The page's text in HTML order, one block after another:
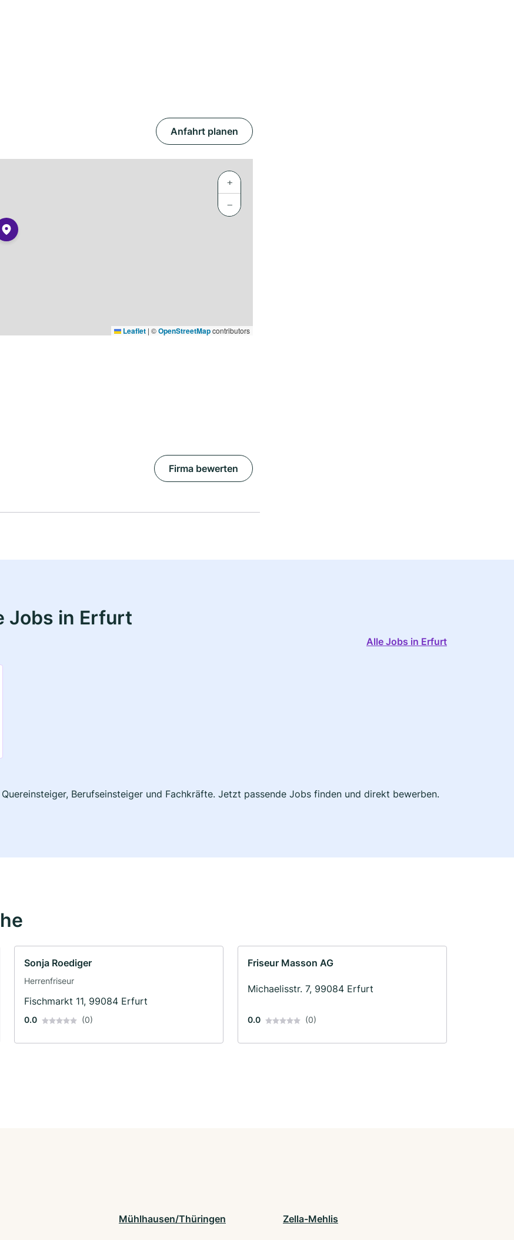
Anfahrt planen
+
−
Leaflet | ©OpenStreetMapcontributors
Firma bewerten
Jobs in Erfurt
Alle Jobs in Erfurt
Berufseinsteiger und Fachkräfte. Jetzt passende Jobs finden und direkt bewerben.
Sonja Roediger
Herrenfriseur
Fischmarkt 11, 99084 Erfurt
0.0 (0)
Friseur Masson AG
Michaelisstr. 7, 99084 Erfurt
0.0 (0)
Mühlhausen/Thüringen Zella-Mehlis